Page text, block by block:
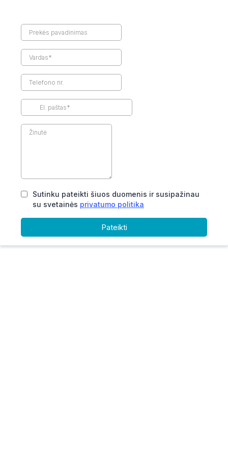
Sutinku pateikti šiuos duomenis ir susipažinau
su svetainės privatumo politika
Pateikti